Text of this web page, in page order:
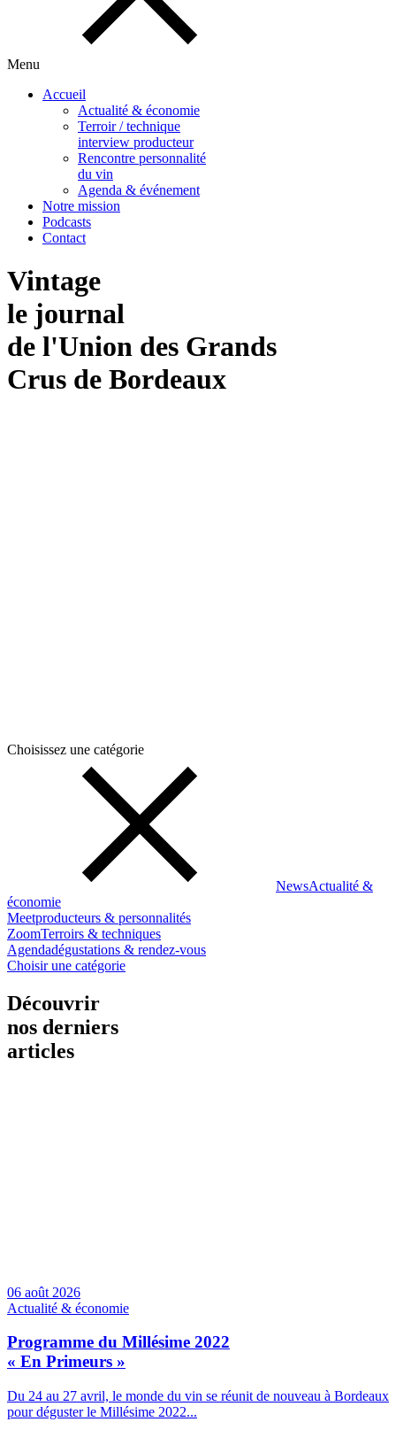
Menu
Accueil
Actualité & économie
Terroir / technique
interview producteur
Rencontre personnalité
du vin
Agenda & événement
Notre mission
Podcasts
Contact
Vintage
le journal
de l'Union des Grands
Crus de Bordeaux
Choisissez une catégorie
NewsActualité &
économie
Meetproducteurs & personnalités
ZoomTerroirs & techniques
Agendadégustations & rendez-vous
Choisir une catégorie
Découvrir
nos derniers
articles
06 août 2026
Actualité & économie
Programme du Millésime 2022
« En Primeurs »
Du 24 au 27 avril, le monde du vin se réunit de nouveau à Bordeaux
pour déguster le Millésime 2022...